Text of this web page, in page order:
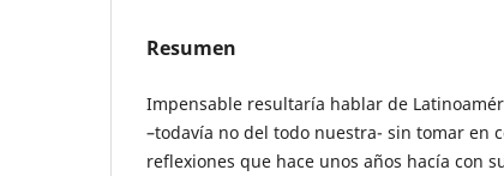
Resumen
Impensable resultaría hablar de
–todavía no del todo nuestra- sin tomar en
reflexiones que hace unos años hacía con